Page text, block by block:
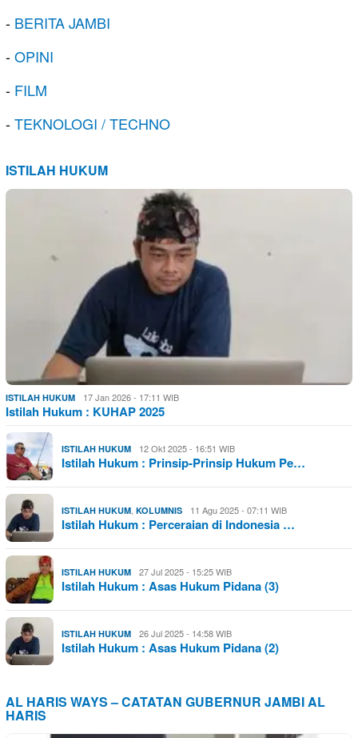
- BERITA JAMBI
-OPINI
- FILM
-TEKNOLOGI / TECHNO
ISTILAH HUKUM
ISTILAH HUKUM 17 Jan 2026 - 17:11 WIB
Istilah Hukum : KUHAP 2025
ISTILAH HUKUM 12 Okt 2025 - 16:51 WIB
Istilah Hukum : Prinsip-Prinsip Hukum Pe…
ISTILAH HUKUM, KOLUMNIS 11 Agu 2025 - 07:11 WIB
Istilah Hukum : Perceraian di Indonesia …
ISTILAH HUKUM 27 Jul 2025 - 15:25 WIB
Istilah Hukum : Asas Hukum Pidana (3)
ISTILAH HUKUM 26 Jul 2025 - 14:58 WIB
Istilah Hukum : Asas Hukum Pidana (2)
AL HARIS WAYS – CATATAN GUBERNUR JAMBI AL
HARIS